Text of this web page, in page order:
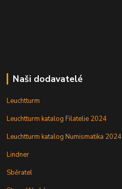
Naši dodavatelé
Leuchtturm
Leuchtturm katalog Filatelie 2024
Leuchtturm katalog Numismatika 2024
Lindner
Sběratel